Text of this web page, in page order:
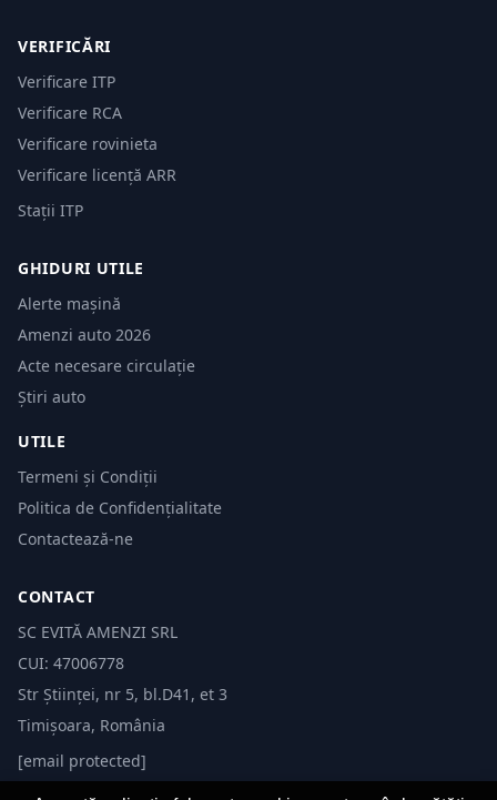
VERIFICĂRI
Verificare ITP
Verificare RCA
Verificare rovinieta
Verificare licență ARR
Stații ITP
GHIDURI UTILE
Alerte mașină
Amenzi auto 2026
Acte necesare circulație
Știri auto
UTILE
Termeni și Condiții
Politica de Confidențialitate
Contactează-ne
CONTACT
SC EVITĂ AMENZI SRL
CUI: 47006778
Str Științei, nr 5, bl.D41, et 3
Timișoara, România
[email protected]